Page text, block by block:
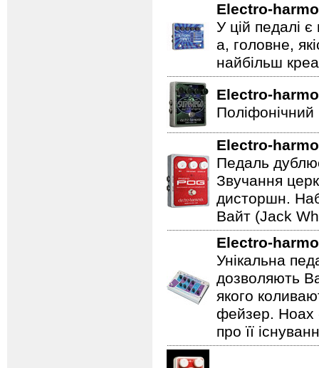
Electro-
У цій педалі
а, головне,
найбільш
Electro-
Поліфонічний
Electro-
Педаль
Звучання
дисторшн.
Вайт (Jack
Electro-
Унікальна
дозволяють
якого
фейзер. Hoax
про її